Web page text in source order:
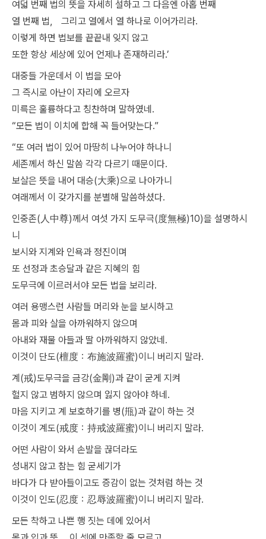
여덟 번째 법의 뜻을 자세히 설하고 그 다음엔 아홉 번째
열 번째 법， 그리고 열에서 열 하나로 이어가리라.
이렇게 하면 법보를 끝끝내 잊지 않고
또한 항상 세상에 있어 언제나 존재하리라.’
대중들 가운데서 이 법을 모아
그 즉시로 아난이 자리에 오르자
미륵은 훌륭하다고 칭찬하며 말하였네.
“모든 법이 이치에 합해 꼭 들어맞는다.”
“또 여러 법이 있어 마땅히 나누어야 하나니
세존께서 하신 말씀 각각 다르기 때문이다.
보살은 뜻을 내어 대승(大乘)으로 나아가니
여래께서 이 갖가지를 분별해 말씀하셨다.
인중존(人中尊)께서 여섯 가지 도무극(度無極)10)을 설명하시
니
보시와 지계와 인욕과 정진이며
또 선정과 초승달과 같은 지혜의 힘
도무극에 이르러서야 모든 법을 보리라.
여러 용맹스런 사람들 머리와 눈을 보시하고
몸과 피와 살을 아까워하지 않으며
아내와 재물 아들과 딸 아까워하지 않았네.
이것이 단도(檀度：布施波羅蜜)이니 버리지 말라.
계(戒)도무극을 금강(金剛)과 같이 굳게 지켜
헐지 않고 범하지 않으며 잃지 않아야 하네.
마음 지키고 계 보호하기를 병(甁)과 같이 하는 것
이것이 계도(戒度：持戒波羅蜜)이니 버리지 말라.
어떤 사람이 와서 손발을 끊더라도
성내지 않고 참는 힘 굳세기가
바다가 다 받아들이고도 증감이 없는 것처럼 하는 것
이것이 인도(忍度：忍辱波羅蜜)이니 버리지 말라.
모든 착하고 나쁜 행 짓는 데에 있어서